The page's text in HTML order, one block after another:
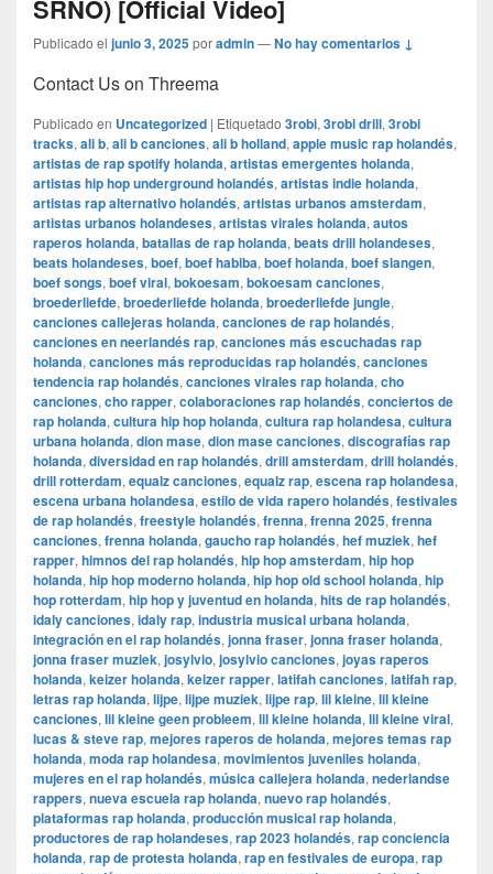
SRNO) [Official Video]
Publicado el junio 3, 2025poradmin—No hay comentarios ↓
Contact Us on Threema
Publicado en Uncategorized | Etiquetado 3robi, 3robi drill, 3robi
tracks, ali b, ali b canciones, ali b holland, apple music rap holandés,
artistas de rap spotify holanda, artistas emergentes holanda,
artistas hip hop underground holandés, artistas indie holanda,
artistas rap alternativo holandés, artistas urbanos amsterdam,
artistas urbanos holandeses, artistas virales holanda, autos
raperos holanda, batallas de rap holanda, beats drill holandeses,
beats holandeses, boef, boef habiba, boef holanda, boef slangen,
boef songs, boef viral, bokoesam, bokoesam canciones,
broederliefde, broederliefde holanda, broederliefde jungle,
canciones callejeras holanda, canciones de rap holandés,
canciones en neerlandés rap, canciones más escuchadas rap
holanda, canciones más reproducidas rap holandés, canciones
tendencia rap holandés, canciones virales rap holanda, cho
canciones, cho rapper, colaboraciones rap holandés, conciertos de
rap holanda, cultura hip hop holanda, cultura rap holandesa, cultura
urbana holanda, dion mase, dion mase canciones, discografías rap
holanda, diversidad en rap holandés, drill amsterdam, drill holandés,
drill rotterdam, equalz canciones, equalz rap, escena rap holandesa,
escena urbana holandesa, estilo de vida rapero holandés, festivales
de rap holandés, freestyle holandés, frenna, frenna 2025, frenna
canciones, frenna holanda, gaucho rap holandés, hef muziek, hef
rapper, himnos del rap holandés, hip hop amsterdam, hip hop
holanda, hip hop moderno holanda, hip hop old school holanda, hip
hop rotterdam, hip hop y juventud en holanda, hits de rap holandés,
idaly canciones, idaly rap, industria musical urbana holanda,
integración en el rap holandés, jonna fraser, jonna fraser holanda,
jonna fraser muziek, josylvio, josylvio canciones, joyas raperos
holanda, keizer holanda, keizer rapper, latifah canciones, latifah rap,
letras rap holanda, lijpe, lijpe muziek, lijpe rap, lil kleine, lil kleine
canciones, lil kleine geen probleem, lil kleine holanda, lil kleine viral,
lucas & steve rap, mejores raperos de holanda, mejores temas rap
holanda, moda rap holandesa, movimientos juveniles holanda,
mujeres en el rap holandés, música callejera holanda, nederlandse
rappers, nueva escuela rap holanda, nuevo rap holandés,
plataformas rap holanda, producción musical rap holanda,
productores de rap holandeses, rap 2023 holandés, rap conciencia
holanda, rap de protesta holanda, rap en festivales de europa, rap